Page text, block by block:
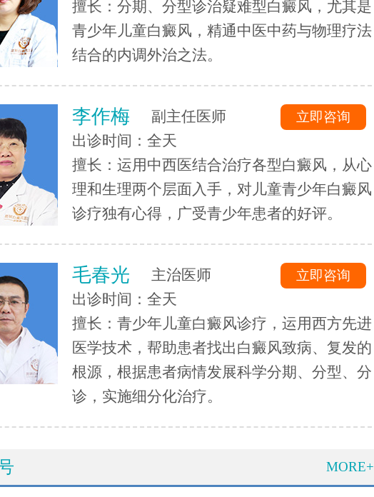
擅长：分期、分型诊治疑难型白癜风，尤其是
青少年儿童白癜风，精通中医中药与物理疗法
结合的内调外治之法。
李作梅
副主任医师
出诊时间：全天
擅长：运用中西医结合治疗各型白癜风，从心
理和生理两个层面入手，对儿童青少年白癜风
诊疗独有心得，广受青少年患者的好评。
立即咨询
毛春光
主治医师
出诊时间：全天
擅长：青少年儿童白癜风诊疗，运用西方先进
医学技术，帮助患者找出白癜风致病、复发的
根源，根据患者病情发展科学分期、分型、分
诊，实施细分化治疗。
立即咨询
MORE+